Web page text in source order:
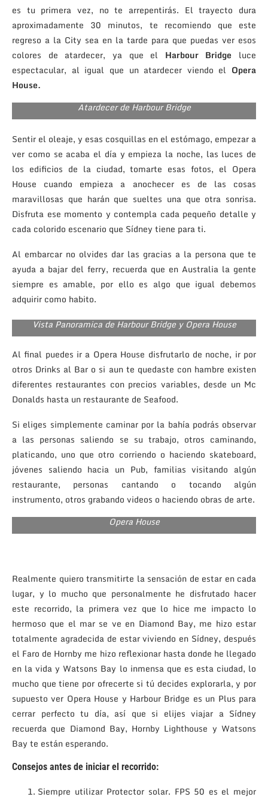
es tu primera vez, no te arrepentirás. El trayecto dura
aproximadamente 30 minutos, te recomiendo que este
regreso a la City sea en la tarde para que puedas ver esos
colores de atardecer, ya que el Harbour Bridge luce
espectacular, al igual que un atardecer viendo el Opera
House.
Atardecer de Harbour Bridge
Sentir el oleaje, y esas cosquillas en el estómago, empezar a
ver como se acaba el día y empieza la noche, las luces de
los edificios de la ciudad, tomarte esas fotos, el Opera
House cuando empieza a anochecer es de las cosas
maravillosas que harán que sueltes una que otra sonrisa.
Disfruta ese momento y contempla cada pequeño detalle y
cada colorido escenario que Sídney tiene para ti.
Al embarcar no olvides dar las gracias a la persona que te
ayuda a bajar del ferry, recuerda que en Australia la gente
siempre es amable, por ello es algo que igual debemos
adquirir como habito.
Vista Panoramica de Harbour Bridge y Opera House
Al final puedes ir a Opera House disfrutarlo de noche, ir por
otros Drinks al Bar o si aun te quedaste con hambre existen
diferentes restaurantes con precios variables, desde un Mc
Donalds hasta un restaurante de Seafood.
Si eliges simplemente caminar por la bahía podrás observar
a las personas saliendo se su trabajo, otros caminando,
platicando, uno que otro corriendo o haciendo skateboard,
jóvenes saliendo hacia un Pub, familias visitando algún
restaurante, personas cantando o tocando algún
instrumento, otros grabando videos o haciendo obras de arte.
Opera House
Realmente quiero transmitirte la sensación de estar en cada
lugar, y lo mucho que personalmente he disfrutado hacer
este recorrido, la primera vez que lo hice me impacto lo
hermoso que el mar se ve en Diamond Bay, me hizo estar
totalmente agradecida de estar viviendo en Sídney, después
el Faro de Hornby me hizo reflexionar hasta donde he llegado
en la vida y Watsons Bay lo inmensa que es esta ciudad, lo
mucho que tiene por ofrecerte si tú decides explorarla, y por
supuesto ver Opera House y Harbour Bridge es un Plus para
cerrar perfecto tu día, así que si elijes viajar a Sídney
recuerda que Diamond Bay, Hornby Lighthouse y Watsons
Bay te están esperando.
Consejos antes de iniciar el recorrido:
Siempre utilizar Protector solar. FPS 50 es el mejor